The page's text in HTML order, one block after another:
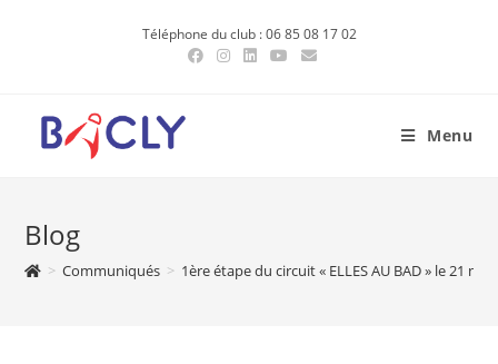
Téléphone du club : 06 85 08 17 02
Menu
Blog
> Communiqués > 1ère étape du circuit « ELLES AU BAD » le 21